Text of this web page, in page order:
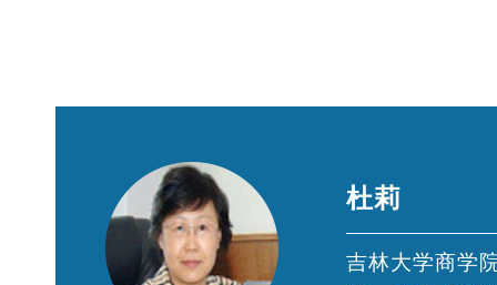
杜莉
吉林大学商学